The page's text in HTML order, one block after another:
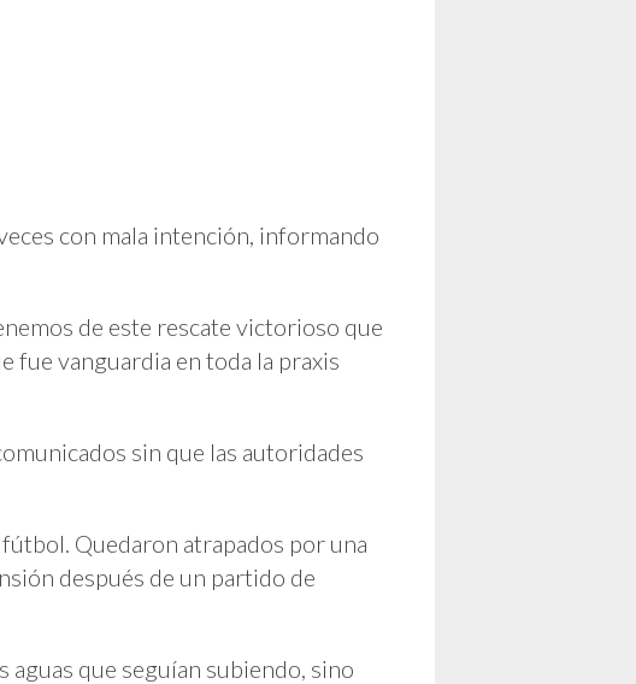
con mala intención, informando
de este rescate victorioso que
fue vanguardia en toda la praxis
sin que las autoridades
Quedaron atrapados por una
después de un partido de
que seguían subiendo, sino